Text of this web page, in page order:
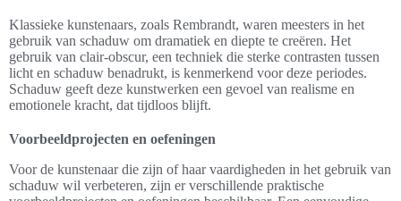
Klassieke kunstenaars, zoals Rembrandt, waren meesters in het
gebruik van schaduw om dramatiek en diepte te creëren. Het
gebruik van clair-obscur, een techniek die sterke contrasten tussen
licht en schaduw benadrukt, is kenmerkend voor deze periodes.
Schaduw geeft deze kunstwerken een gevoel van realisme en
emotionele kracht, dat tijdloos blijft.
Voorbeeldprojecten en oefeningen
Voor de kunstenaar die zijn of haar vaardigheden in het gebruik van
schaduw wil verbeteren, zijn er verschillende praktische